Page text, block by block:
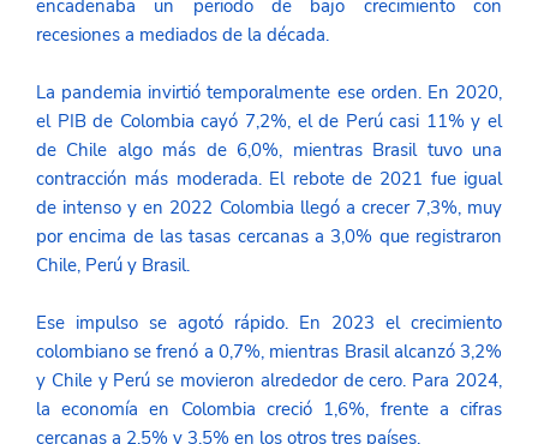
encadenaba un periodo de bajo crecimiento con
recesiones a mediados de la década.
La pandemia invirtió temporalmente ese orden. En 2020,
el PIB de Colombia cayó 7,2%, el de Perú casi 11% y el
de Chile algo más de 6,0%, mientras Brasil tuvo una
contracción más moderada. El rebote de 2021 fue igual
de intenso y en 2022 Colombia llegó a crecer 7,3%, muy
por encima de las tasas cercanas a 3,0% que registraron
Chile, Perú y Brasil.
Ese impulso se agotó rápido. En 2023 el crecimiento
colombiano se frenó a 0,7%, mientras Brasil alcanzó 3,2%
y Chile y Perú se movieron alrededor de cero. Para 2024,
la economía en Colombia creció 1,6%, frente a cifras
cercanas a 2,5% y 3,5% en los otros tres países.